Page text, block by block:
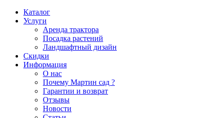
Каталог
Услуги
Аренда трактора
Посадка растений
Ландшафтный дизайн
Скидки
Информация
О нас
Почему Мартин сад ?
Гарантии и возврат
Отзывы
Новости